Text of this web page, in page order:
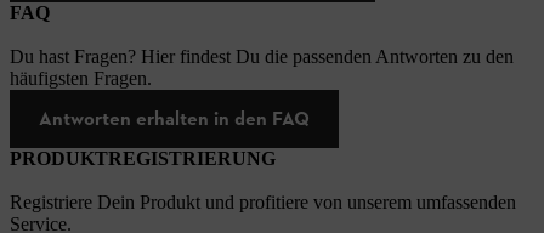
FAQ
Du hast Fragen? Hier findest Du die passenden Antworten zu den
häufigsten Fragen.
Antworten erhalten in den FAQ
PRODUKTREGISTRIERUNG
Registriere Dein Produkt und profitiere von unserem umfassenden
Service.